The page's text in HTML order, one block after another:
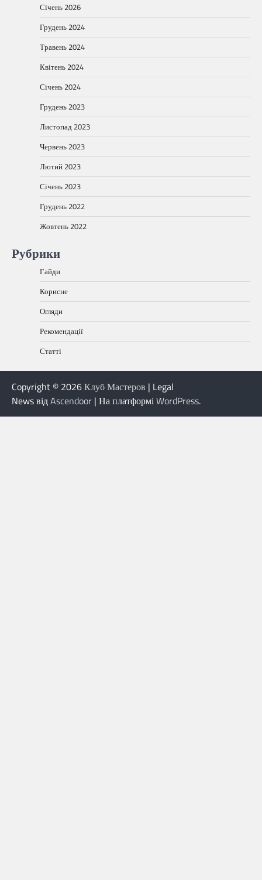
Січень 2026
Грудень 2024
Травень 2024
Квітень 2024
Січень 2024
Грудень 2023
Листопад 2023
Червень 2023
Лютий 2023
Січень 2023
Грудень 2022
Жовтень 2022
Рубрики
Гайди
Корисне
Огляди
Рекомендації
Статті
Copyright © 2026Клуб Мастеров | Legal
News відAscendoor | На платформіWordPress.